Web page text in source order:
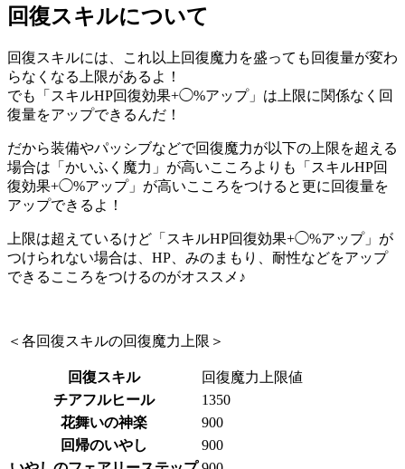
回復スキルについて
回復スキルには、これ以上回復魔力を盛っても回復量が変わ
らなくなる上限があるよ！
でも「スキルHP回復効果+◯%アップ」は上限に関係なく回
復量をアップできるんだ！
だから装備やパッシブなどで回復魔力が以下の上限を超える
場合は「かいふく魔力」が高いこころよりも「スキルHP回
復効果+◯%アップ」が高いこころをつけると更に回復量を
アップできるよ！
上限は超えているけど「スキルHP回復効果+◯%アップ」が
つけられない場合は、HP、みのまもり、耐性などをアップ
できるこころをつけるのがオススメ♪
＜各回復スキルの回復魔力上限＞
回復スキル
回復魔力上限値
チアフルヒール
1350
花舞いの神楽
900
回帰のいやし
900